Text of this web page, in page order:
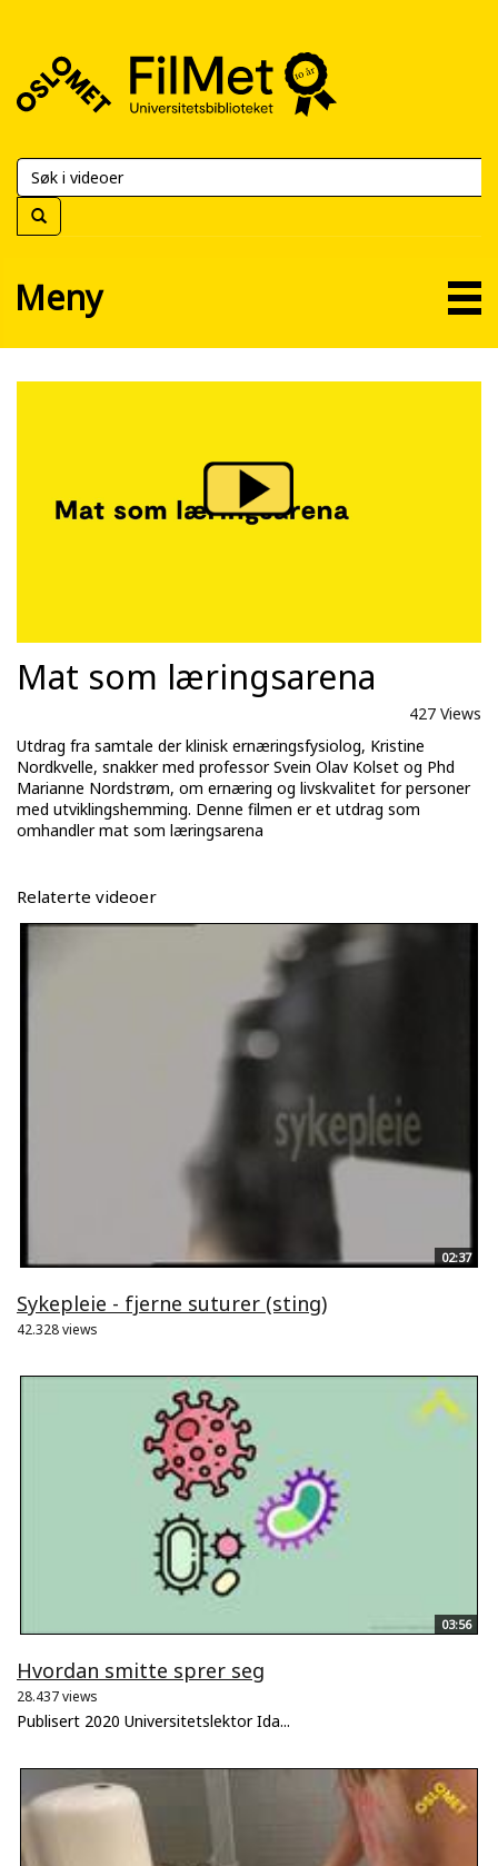
FilMet
Universitetsbiblioteket
Meny
Mat som læringsarena
427 Views
Utdrag fra samtale der klinisk ernæringsfysiolog, Kristine
Nordkvelle, snakker med professor Svein Olav Kolset og Phd
Marianne Nordstrøm, om ernæring og livskvalitet for personer
med utviklingshemming. Denne filmen er et utdrag som
omhandler mat som læringsarena
Relaterte videoer
02:37
Sykepleie - fjerne suturer (sting)
42.328 views
03:56
Hvordan smitte sprer seg
28.437 views
Publisert 2020 Universitetslektor Ida...